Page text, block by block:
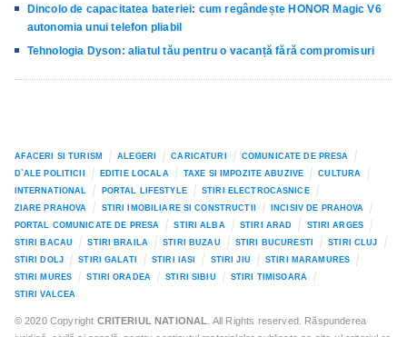
Dincolo de capacitatea bateriei: cum regândește HONOR Magic V6
autonomia unui telefon pliabil
Tehnologia Dyson: aliatul tău pentru o vacanță fără compromisuri
AFACERI SI TURISM ALEGERI CARICATURI
COMUNICATE DE PRESA
D`ALE POLITICII
EDITIE LOCALA TAXE SI IMPOZITE ABUZIVE
CULTURA
INTERNATIONAL
PORTAL LIFESTYLE
STIRI ELECTROCASNICE
ZIARE PRAHOVA
STIRI IMOBILIARE SI CONSTRUCTII
INCISIV DE PRAHOVA
PORTAL COMUNICATE DE PRESA
STIRI ALBA STIRI ARAD
STIRI ARGES
STIRI BACAU
STIRI BRAILA STIRI BUZAU STIRI BUCURESTI
STIRI CLUJ
STIRI DOLJ
STIRI GALATI STIRI IASI STIRI JIU
STIRI MARAMURES
STIRI MURES
STIRI ORADEA STIRI SIBIU
STIRI TIMISOARA
STIRI VALCEA
© 2020 Copyright CRITERIUL NATIONAL . All Rights reserved. Răspunderea